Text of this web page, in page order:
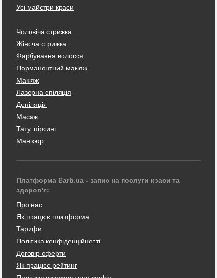
Усі майстри краси
Чоловіча стрижка
Жіноча стрижка
Фарбування волосся
Перманентний макіяж
Макіяж
Лазерна епіляція
Депіляція
Масаж
Тату, пірсинг
Манікюр
Платформа Barb.ua - запис на послуги краси та
здоров'я:
Про нас
Як працює платформа
Тарифи
Політика конфіденційності
Договір оферти
Як працює рейтинг